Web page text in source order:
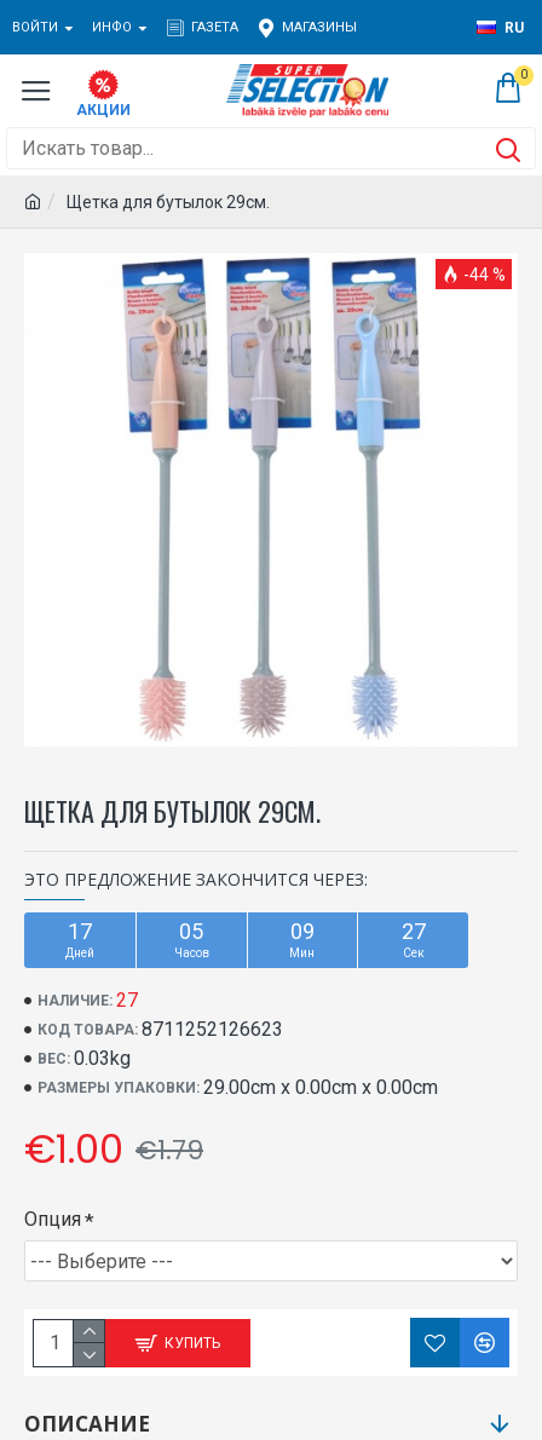
ВОЙТИ ИНФО ГАЗЕТА МАГАЗИНЫ RU
0
Щетка для бутылок 29см.
-44 %
ЩЕТКА ДЛЯ БУТЫЛОК 29СМ.
НАЛИЧИЕ: 27
КОД ТОВАРА: 8711252126623
ВЕС: 0.03kg
РАЗМЕРЫ УПАКОВКИ: 29.00cm x 0.00cm x 0.00cm
ЭТО ПРЕДЛОЖЕНИЕ ЗАКОНЧИТСЯ ЧЕРЕЗ:
17
Дней
05
Часов
09
Мин
27
Сек
€1.00 €1.79
Опция
КУПИТЬ
ОПИСАНИЕ